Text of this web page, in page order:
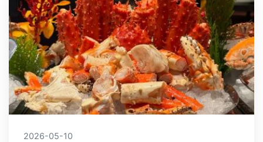
2026-05-10